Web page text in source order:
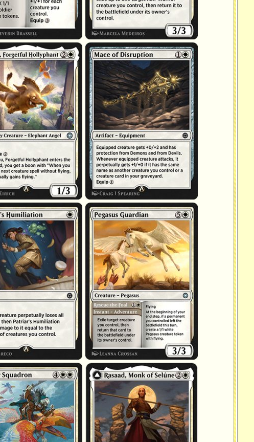
étourdie Masse de perturbation
du patriar
Vigile pégase
Sauver le poulain
de rôdeurs Rasaad, moine de Séluné